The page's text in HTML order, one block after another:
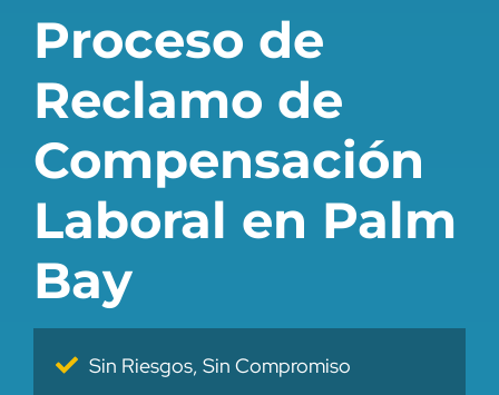
Proceso de
Reclamo de
Compensación
Laboral en Palm
Bay
Sin Riesgos, Sin Compromiso